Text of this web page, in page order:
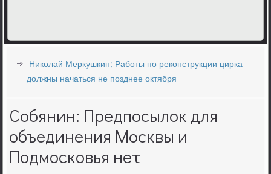
Николай Меркушкин: Работы по реконструкции цирка
должны начаться не позднее октября
Собянин: Предпосылок для
объединения Москвы и
Подмосковья нет